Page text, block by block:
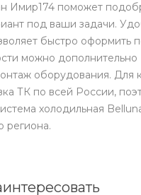
Имир174 поможет
под ваши задачи.
быстро оформить
можно дополнительно
оборудования. Для
ТК по всей России,
холодильная
региона.